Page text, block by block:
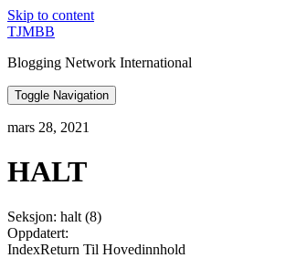
Skip to content
TJMBB
Blogging Network International
Toggle Navigation
mars 28, 2021
HALT
Seksjon: halt (8)
Oppdatert:
IndexReturn Til Hovedinnhold